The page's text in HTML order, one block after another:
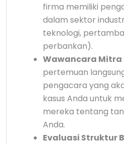
firma memiliki
dalam sektor
teknologi,
perbankan).
Wawancara Mitra
pertemuan
pengacara yang
kasus Anda untuk
mereka tentang
Anda.
Evaluasi Struktur